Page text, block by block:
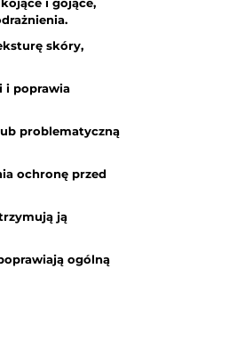
kojące i gojące,
skóry,
i poprawia
problematyczną
ochronę przed
ją
ogólną